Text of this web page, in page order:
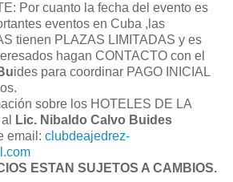
Por cuanto la fecha del evento es
eventos en Cuba ,las
tienen PLAZAS LIMITADAS y es
hagan CONTACTO con el
ides para coordinar PAGO INICIAL
sobre los HOTELES DE LA
Lic. Nibaldo Calvo Buides
email: clubdeajedrez-
ESTAN SUJETOS A CAMBIOS.